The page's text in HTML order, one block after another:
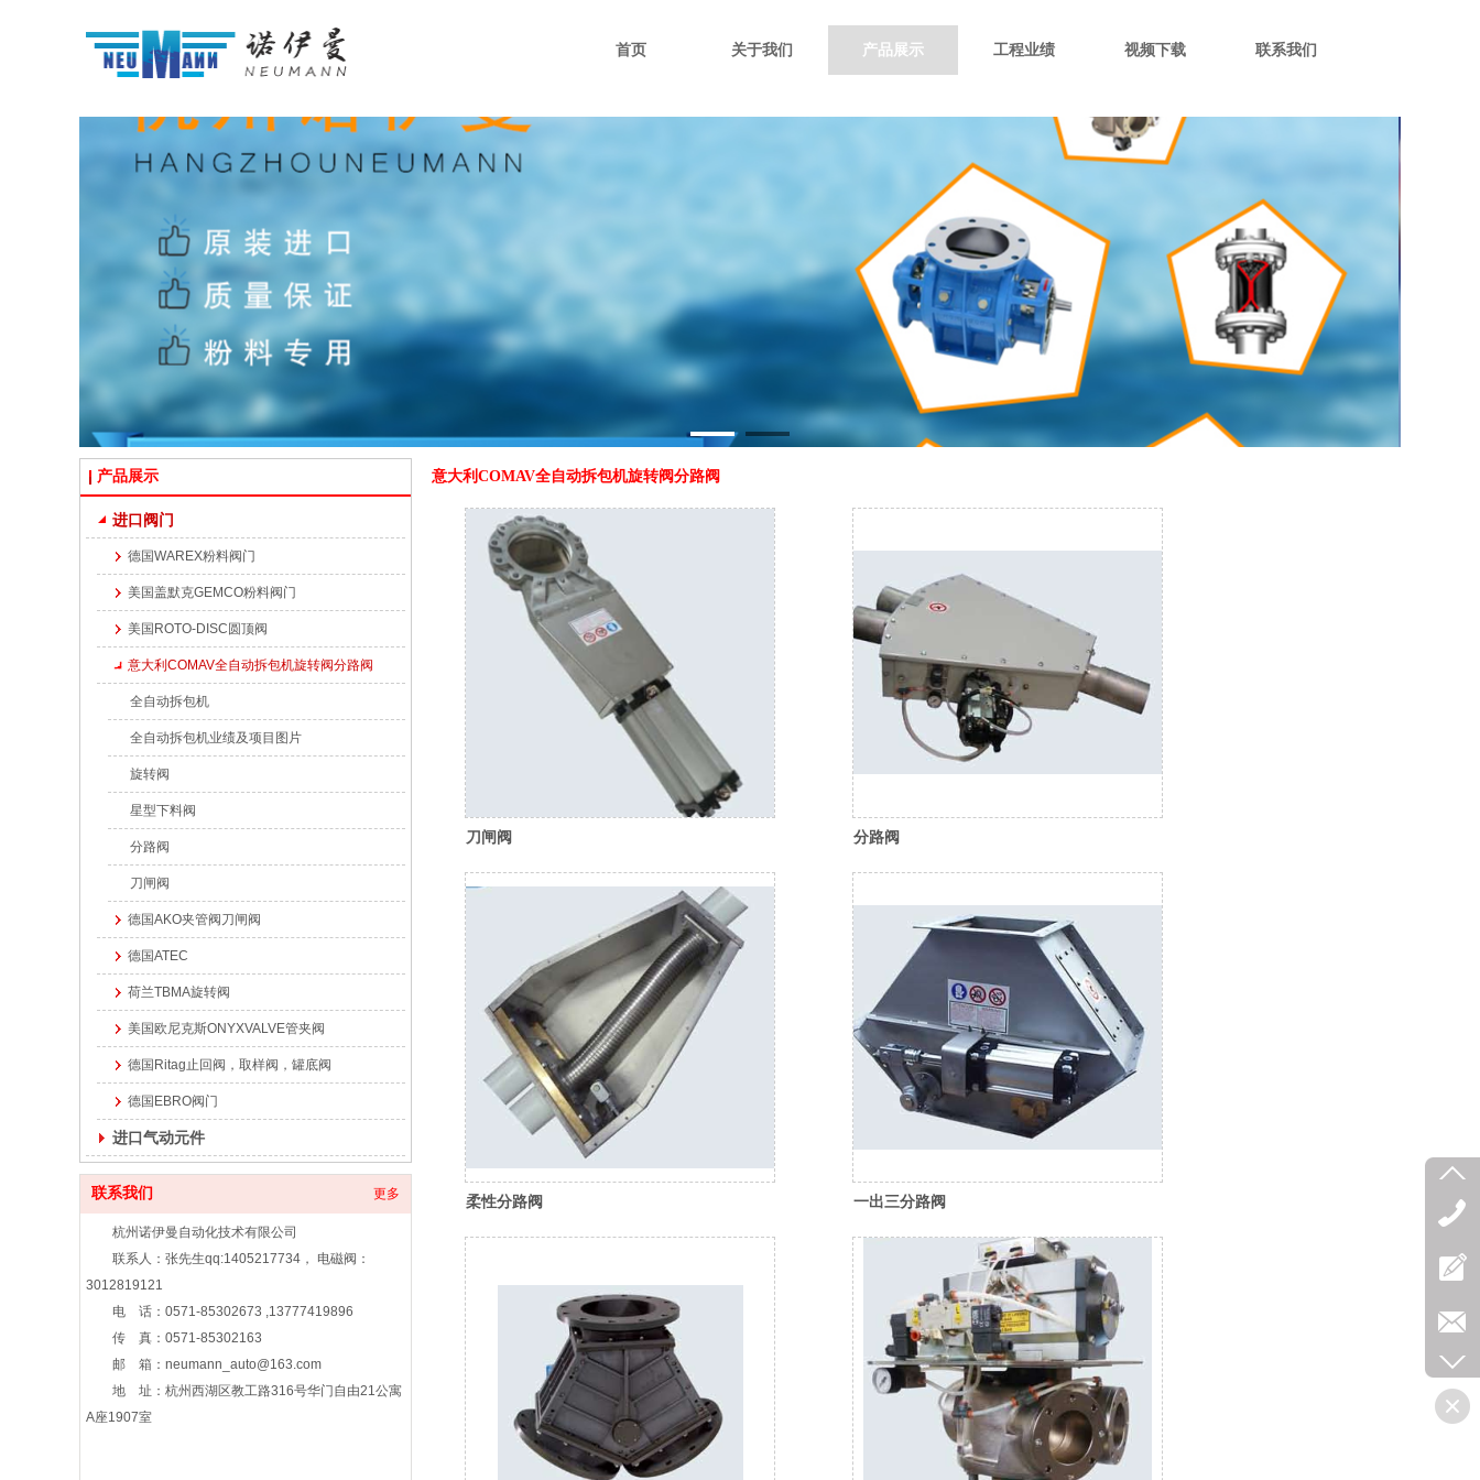
首页 关于我们 产品展示 工程业绩 视频下载 联系我们
产品展示
进口阀门
德国WAREX粉料阀门
美国盖默克GEMCO粉料阀门
美国ROTO-DISC圆顶阀
意大利COMAV全自动拆包机旋转阀分路阀
全自动拆包机
全自动拆包机业绩及项目图片
旋转阀
星型下料阀
分路阀
刀闸阀
德国AKO夹管阀刀闸阀
德国ATEC
荷兰TBMA旋转阀
美国欧尼克斯ONYXVALVE管夹阀
德国Ritag止回阀，取样阀，罐底阀
德国EBRO阀门
进口气动元件
联系我们 更多
杭州诺伊曼自动化技术有限公司
联系人：张先生qq:1405217734， 电磁阀：
3012819121
电 话：0571-85302673 ,13777419896
传 真：0571-85302163
邮 箱：neumann_auto@163.com
地 址：杭州西湖区教工路316号华门自由21公寓
A座1907室
意大利COMAV全自动拆包机旋转阀分路阀
刀闸阀 分路阀
柔性分路阀 一出三分路阀